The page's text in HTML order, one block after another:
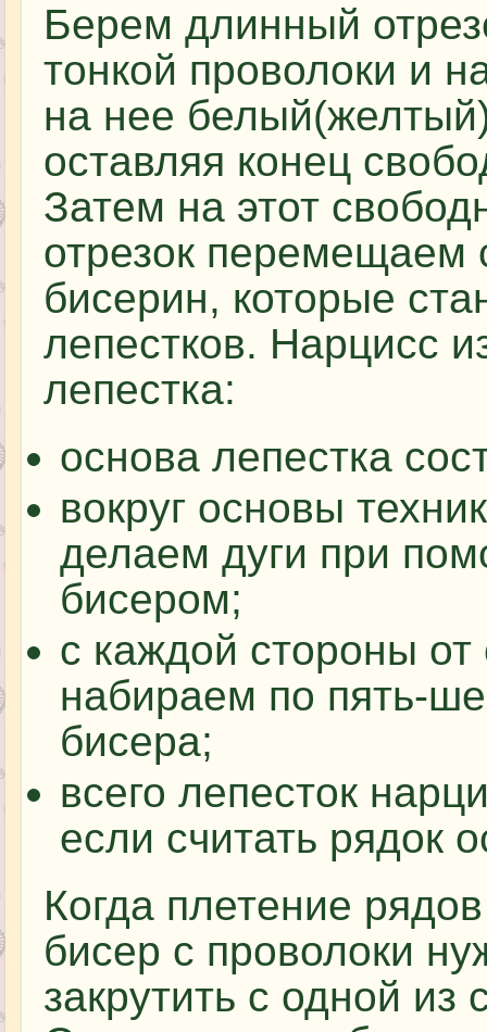
Берем длинный
тонкой проволоки и
на нее
оставляя конец
Затем на этот
отрезок перемещаем
бисерин, которые
лепестков. Нарцисс
лепестка:
основа лепестка
вокруг основы
делаем дуги при
бисером;
с каждой стороны
набираем по пять-
бисера;
всего лепесток
если считать рядок
Когда плетение
бисер с проволоки
закрутить с одной из